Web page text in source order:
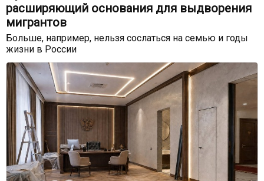
расширяющий основания для выдворения
мигрантов
Больше, например, нельзя сослаться на семью и годы
жизни в России